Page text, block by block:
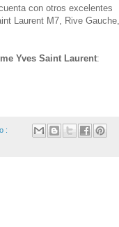
con otros excelentes
Laurent M7, Rive Gauche,
Yves Saint Laurent:
: